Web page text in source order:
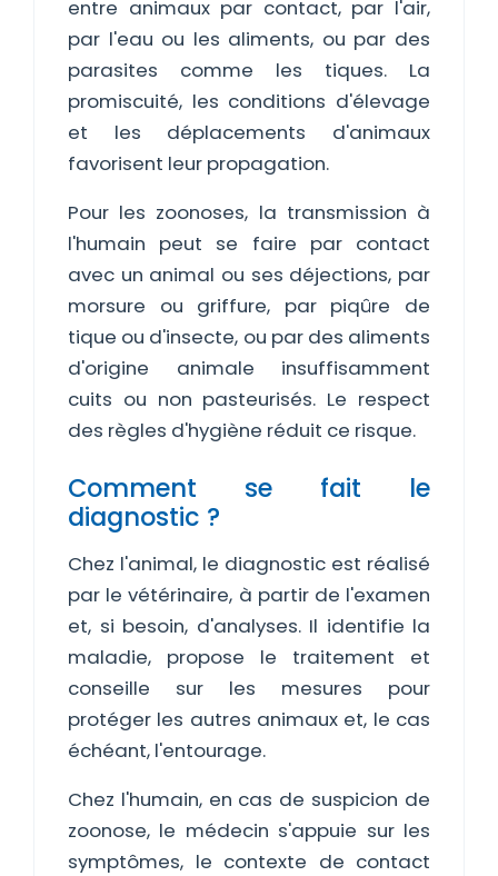
entre animaux par contact, par l'air,
par l'eau ou les aliments, ou par des
parasites comme les tiques. La
promiscuité, les conditions d'élevage
et les déplacements d'animaux
favorisent leur propagation.
Pour les zoonoses, la transmission à
l'humain peut se faire par contact
avec un animal ou ses déjections, par
morsure ou griffure, par piqûre de
tique ou d'insecte, ou par des aliments
d'origine animale insuffisamment
cuits ou non pasteurisés. Le respect
des règles d'hygiène réduit ce risque.
Comment se fait le
diagnostic ?
Chez l'animal, le diagnostic est réalisé
par le vétérinaire, à partir de l'examen
et, si besoin, d'analyses. Il identifie la
maladie, propose le traitement et
conseille sur les mesures pour
protéger les autres animaux et, le cas
échéant, l'entourage.
Chez l'humain, en cas de suspicion de
zoonose, le médecin s'appuie sur les
symptômes, le contexte de contact